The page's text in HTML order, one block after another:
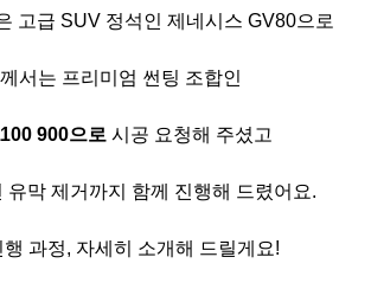
고급 SUV 정석인 제네시스 GV80으로
서는 프리미엄 썬팅 조합인
900으로 시공 요청해 주셨고
유막 제거까지 함께 진행해 드렸어요.
과정, 자세히 소개해 드릴게요!